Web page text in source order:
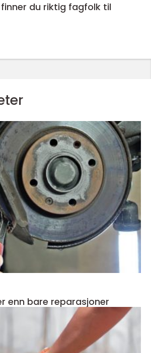
mer enn bare reparasjoner